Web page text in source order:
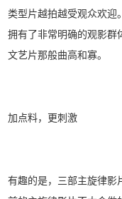
类型片越拍越受观众欢迎
拥有了非常明确的观影群
文艺片那般曲高和寡。
加点料，更刺激
有趣的是，三部主旋律影